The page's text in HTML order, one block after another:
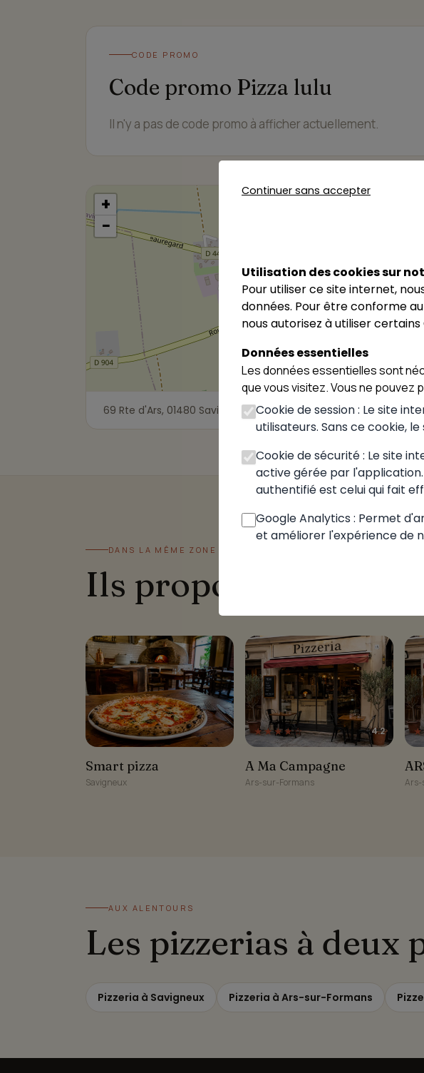
CODE PROMO
Code promo Pizza lulu
Il n'y a pas de code promo à afficher actuellement.
+
−
69 Rte d'Ars, 01480 Savigneux
DANS LA MÊME ZONE
Ils proposent aussi
Smart pizza
Smart pizza
Savigneux
A Ma Campagne
★★★★☆ 4.2
A Ma Campagne
Ars-sur-Formans Ars-
AUX ALENTOURS
Les pizzerias à deux
Pizzeria à Savigneux Pizzeria à Ars-sur-Formans
Continuer sans accepter
Utilisation des cookies sur
Pour utiliser ce site internet,
données. Pour être conforme au
nous autorisez à utiliser
Données essentielles
Les données essentielles sont
que vous visitez. Vous ne pouvez
Cookie de session : Le site
utilisateurs. Sans ce cookie,
Cookie de sécurité : Le site
active gérée par
authentifié est celui qui fait
Google Analytics : Permet
et améliorer l'expérience de